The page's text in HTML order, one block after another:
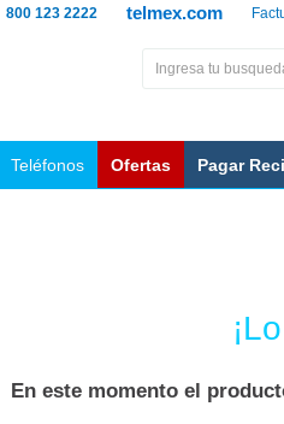
telmex.com
800 123 2222
Teléfonos Ofertas Pagar
En este momento el